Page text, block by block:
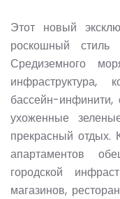
Этот новый
роскошный
Средиземного
инфраструктура,
бассейн-
ухоженные
прекрасный отдых.
апартаментов
городской
магазинов,